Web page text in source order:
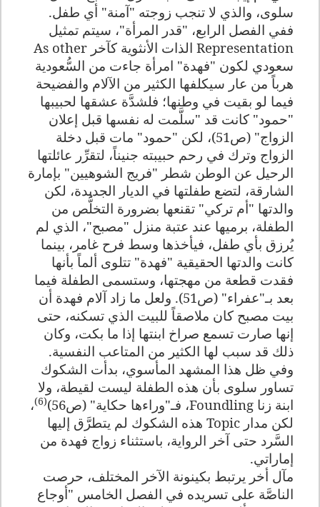
سلوى، والذي لا تنجب زوجته "آمنة" أي طفل.
ففي الفصل الرابع، "قدر المرأة"، سيتم تمثيل
Representation الذات الأنثوية كآخر As other
سعودي لكون "فهدة" امرأة جاءت من السُّعودية
هرباً من عار سيكلفها الكثير من الآلام والفضيحة
فيما لو بقيت في وطنها؛ فلشدَّة عشقها لحبيبها
"حمود" كانت قد "سلَّمت له نفسها قبل إعلان
الزواج" (ص51)، لكن "حمود" مات قبل دخلة
الزواج وترك في رحم حبيبته جنيناً، لتقرِّر عائلتها
الرحيل عن الوطن شطر "فريج الشوهيين" بإمارة
الشارقة، لتضع طفلتها في الديار الجديدة، لكن
والدتها "أم تركي" تقنعها بضرورة التخلُّص من
الطفلة، برميها عند عتبة منزل "مصبح"، الذي لم
يُرزق بأي طفل، فيأخذها وسط فرح غامر، بينما
كانت والدتها الحقيقية "فهدة" تتلوى ألماً بأنها
فقدت قطعة من مهجتها، وستسمى الطفلة فيما
بعد بـ"عفراء" (ص51). ولعل ما زاد آلام فهدة أن
بيت مصبح كان ملاصقاً للبيت الذي تسكنه، حتى
إنها صارت تسمع صراخ ابنتها إذا ما بكت، وكان
ذلك قد سبب لها الكثير من المتاعب النفسية.
وفي ظل هذا المشهد المأسوي، بدأت الشكوك
تساور سلوى بأن هذه الطفلة ليست لقيطة، ولا
ابنة زنا Foundling، فـ"وراءها حكاية" (ص56) (6)
،
لكن مدار Topic هذه الشكوك لم يتطرَّق إليها
السَّرد حتى آخر الرواية، باستثناء زواج فهدة من
إماراتي.
مآل أخر يرتبط بكينونة الآخر المختلف، حرصت
الناصَّة على تسريده في الفصل الخامس "أوجاع